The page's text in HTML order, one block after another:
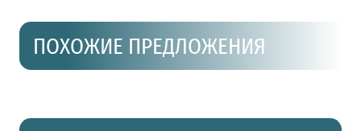
ПОХОЖИЕ ПРЕДЛОЖЕНИЯ